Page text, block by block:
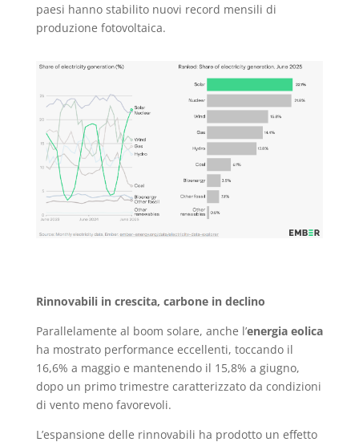
paesi hanno stabilito nuovi record mensili di
produzione fotovoltaica.
Rinnovabili in crescita, carbone in declino
Parallelamente al boom solare, anche l’energia eolica
ha mostrato performance eccellenti, toccando il
16,6% a maggio e mantenendo il 15,8% a giugno,
dopo un primo trimestre caratterizzato da condizioni
di vento meno favorevoli.
L’espansione delle rinnovabili ha prodotto un effetto